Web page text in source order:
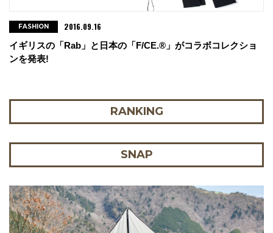
イギリスの「Rab」と日本の「F/CE.®」がコラボコレクショ
ンを発表!
FASHION 2016.09.16
RANKING
SNAP